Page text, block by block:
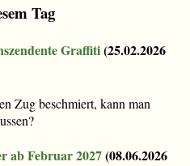
Tag
Graffiti(25.02.2026
Zug beschmiert, kann man
ab Februar 2027(08.06.2026